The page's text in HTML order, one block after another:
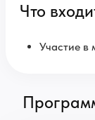
Что
Участие в